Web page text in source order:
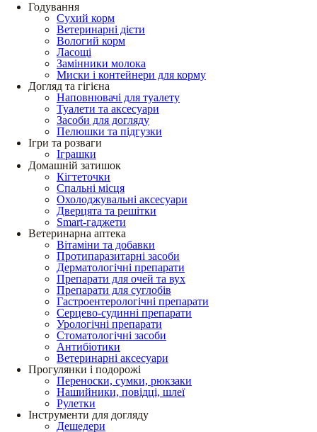
Годування
Сухий корм
Ветеринарні дієти
Вологий корм
Ласощі
Замінники молока
Миски і контейнери для корму
Догляд та гігієна
Наповнювачі для туалету
Туалети та аксесуари
Засоби для догляду
Пелюшки та підгузки
Ігри та розваги
Іграшки
Домашній затишок
Кігтеточки
Спальні місця
Охолоджувальні аксесуари
Дверцята та решітки
Smart-гаджети
Ветеринарна аптека
Вітаміни та добавки
Протипаразитарні засоби
Дерматологічні препарати
Препарати для очей та вух
Препарати для суглобів
Гастроентерологічні препарати
Серцево-судинні препарати
Урологічні препарати
Стоматологічні засоби
Антибіотики
Ветеринарні аксесуари
Прогулянки і подорожі
Переноски, сумки, рюкзаки
Нашийники, повідці, шлеї
Рулетки
Інструменти для догляду
Дешедери